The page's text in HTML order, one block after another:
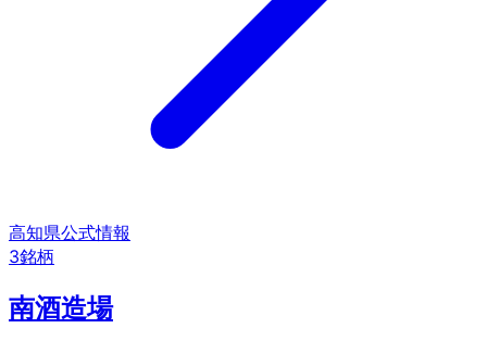
高知県公式情報
3銘柄
南酒造場